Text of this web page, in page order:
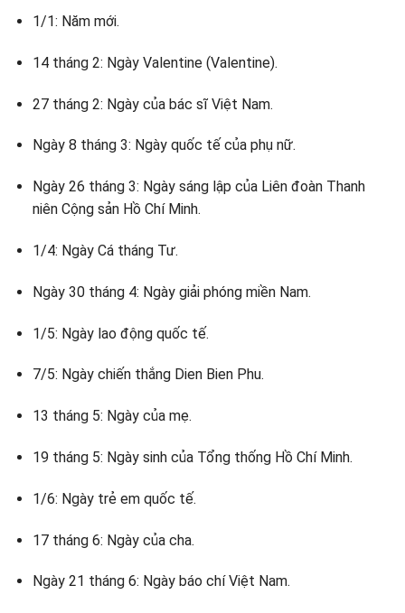
1/1: Năm mới.
14 tháng 2: Ngày Valentine (Valentine).
27 tháng 2: Ngày của bác sĩ Việt Nam.
Ngày 8 tháng 3: Ngày quốc tế của phụ nữ.
Ngày 26 tháng 3: Ngày sáng lập của Liên đoàn Thanh
niên Cộng sản Hồ Chí Minh.
1/4: Ngày Cá tháng Tư.
Ngày 30 tháng 4: Ngày giải phóng miền Nam.
1/5: Ngày lao động quốc tế.
7/5: Ngày chiến thắng Dien Bien Phu.
13 tháng 5: Ngày của mẹ.
19 tháng 5: Ngày sinh của Tổng thống Hồ Chí Minh.
1/6: Ngày trẻ em quốc tế.
17 tháng 6: Ngày của cha.
Ngày 21 tháng 6: Ngày báo chí Việt Nam.